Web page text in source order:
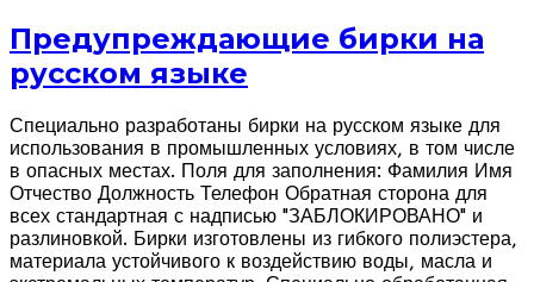
Предупреждающие бирки на
русском языке
Специально разработаны бирки на русском языке для
использования в промышленных условиях, в том числе
в опасных местах. Поля для заполнения: Фамилия Имя
Отчество Должность Телефон Обратная сторона для
всех стандартная с надписью "ЗАБЛОКИРОВАНО" и
разлиновкой. Бирки изготовлены из гибкого полиэстера,
материала устойчивого к воздействию воды, масла и